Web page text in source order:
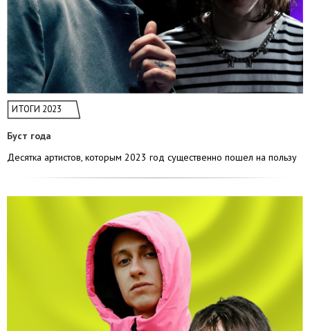
ИТОГИ 2023
Буст года
Десятка артистов, которым 2023 год существенно пошел на пользу